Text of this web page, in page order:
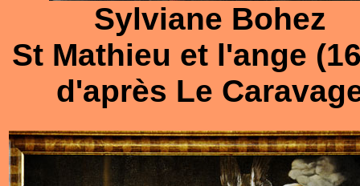
Sylviane Bohez
St Mathieu et l'ange
d'après Le